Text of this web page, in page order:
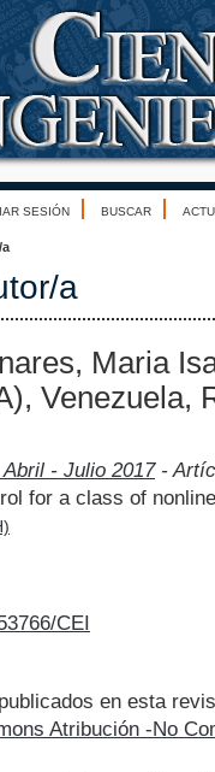
SESIÓN BUSCAR
a
Maria
Venezuela,
- Julio 2017-
for a class of
CEI
en esta
Atribución -No